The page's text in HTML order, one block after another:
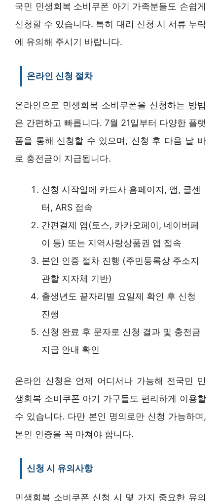
국민 민생회복 소비쿠폰 아기 가족분들도 손쉽게
신청할 수 있습니다. 특히 대리 신청 시 서류 누락
에 유의해 주시기 바랍니다.
온라인 신청 절차
온라인으로 민생회복 소비쿠폰을 신청하는 방법
은 간편하고 빠릅니다. 7월 21일부터 다양한 플랫
폼을 통해 신청할 수 있으며, 신청 후 다음 날 바
로 충전금이 지급됩니다.
신청 시작일에 카드사 홈페이지, 앱, 콜센
터, ARS 접속
간편결제 앱(토스, 카카오페이, 네이버페
이 등) 또는 지역사랑상품권 앱 접속
본인 인증 절차 진행 (주민등록상 주소지
관할 지자체 기반)
출생년도 끝자리별 요일제 확인 후 신청
진행
신청 완료 후 문자로 신청 결과 및 충전금
지급 안내 확인
온라인 신청은 언제 어디서나 가능해 전국민 민
생회복 소비쿠폰 아기 가구들도 편리하게 이용할
수 있습니다. 다만 본인 명의로만 신청 가능하며,
본인 인증을 꼭 마쳐야 합니다.
신청 시 유의사항
민생회복 소비쿠폰 신청 시 몇 가지 중요한 유의